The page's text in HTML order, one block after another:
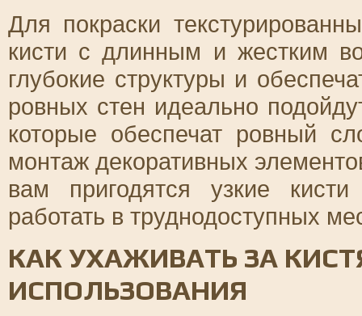
Для покраски
кисти с длинным и жестким
глубокие структуры и
ровных стен идеально
которые обеспечат ровный
монтаж декоративных
вам пригодятся узкие
работать в труднодоступных
КАК УХАЖИВАТЬ ЗА
ИСПОЛЬЗОВАНИЯ